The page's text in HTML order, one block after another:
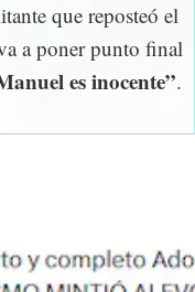
que reposteó el
a poner punto final
es inocente”.